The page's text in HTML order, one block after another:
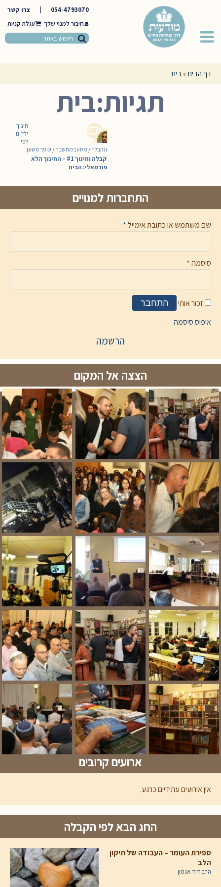
054-4793070
צרו קשר
חיבור למנוי שלך
דף הבית» בית
תגיות:בית
חינוך
ילדים
לפי
הקבלה / מסע במחשבה / עופר משען
קבלה וחינוך #1 – החינוך הלא
פורמאלי: הבית
התחברות למנויים
שם משתמש או כתובת אימייל*
סיסמה*
זכור אותי התחבר
איפוס סיסמה
הרשמה
הצצה אל המקום
ארועים קרובים
אין אירועים עתידיים כרגע.
החג הבא לפי הקבלה
ספירת העומר – העבודה של תיקון
הלב
הרב דוד אגמון